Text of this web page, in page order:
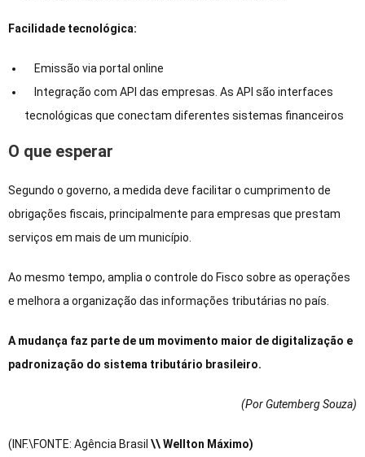
Facilidade tecnológica:
Emissão via portal online
Integração com API das empresas. As API são interfaces
tecnológicas que conectam diferentes sistemas financeiros
O que esperar
Segundo o governo, a medida deve facilitar o cumprimento de
obrigações fiscais, principalmente para empresas que prestam
serviços em mais de um município.
Ao mesmo tempo, amplia o controle do Fisco sobre as operações
e melhora a organização das informações tributárias no país.
A mudança faz parte de um movimento maior de digitalização e
padronização do sistema tributário brasileiro.
(Por Gutemberg Souza)
(INF.\FONTE: Agência Brasil \\ Wellton Máximo)